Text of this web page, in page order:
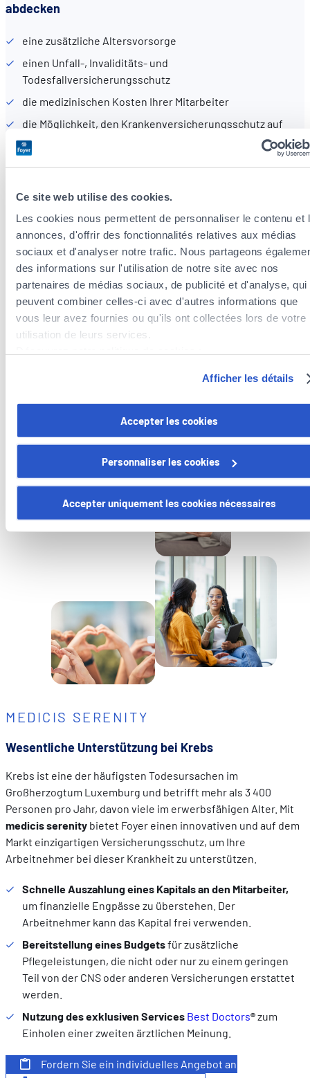
Ce site web utilise des cookies.
Les cookies nous permettent de personnaliser le contenu et
annonces, d'offrir des fonctionnalités relatives aux médias
sociaux et d'analyser notre trafic. Nous partageons
des informations sur l'utilisation de notre site avec nos
partenaires de médias sociaux, de publicité et d'analyse, qui
peuvent combiner celles-ci avec d'autres informations que
vous leur avez fournies ou qu'ils ont collectées lors de votre
utilisation de leurs services.
Vous avez la possibilité de retirer votre consentement à tout
moment en cliquant sur le lien "gestion des cookies" en bas
Certains de ces cookies sont strictement nécessaires au
fonctionnement du site. Notez que si vous désactivez des
cookies utilisés ici, il se peut que certaines fonctionnalités ou
parties de ce site Web ne soient plus normalement
accessibles. D'autres sont utilisés pour :
Améliorer votre expérience utilisateur, en personnalisant
vos fonctionnalités et en se souvenant de vos choix.
Mesurer l'audience en suivant le nombre de visiteurs et
comprenant comment vous arrivez sur notre site.
Proposer des offres et services personnalisés et en
les performances. Partager des informations avec les
sociaux utilisés et vous permettre de visualiser du contenu
hébergé sur un site externe.
Afficher les détails
Accepter les cookies
Personnaliser les cookies
Accepter uniquement les cookies nécessaires
abdecken
eine zusätzliche Altersvorsorge
einen Unfall-, Invaliditäts- und
Todesfallversicherungsschutz
die medizinischen Kosten Ihrer Mitarbeiter
die Möglichkeit, den Krankenversicherungsschutz auf
andere Familienmitglieder zu erweitern
Versicherung im Krankheitsfall, Aufbau einer Altersvorsorge
Lösungen, die all diese entscheidenden Punkte abdecken.
MEDICIS SERENITY
Wesentliche Unterstützung bei Krebs
Krebs ist eine der häufigsten Todesursachen im
Großherzogtum Luxemburg und betrifft mehr als 3 400
Personen pro Jahr, davon viele im erwerbsfähigen Alter. Mit
medicis serenity bietet Foyer einen innovativen und auf dem
Markt einzigartigen Versicherungsschutz, um Ihre
Arbeitnehmer bei dieser Krankheit zu unterstützen.
Schnelle Auszahlung eines Kapitals an den Mitarbeiter,
um finanzielle Engpässe zu überstehen. Der
Arbeitnehmer kann das Kapital frei verwenden.
Bereitstellung eines Budgetsfür zusätzliche
Pflegeleistungen, die nicht oder nur zu einem geringen
Teil von der CNS oder anderen Versicherungen erstattet
werden.
Nutzung des exklusiven Services Best Doctors®zum
Einholen einer zweiten ärztlichen Meinung.
Fordern Sie ein individuelles Angebot an